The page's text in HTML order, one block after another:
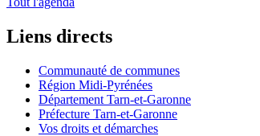
Liens directs
Communauté de communes
Région Midi-Pyrénées
Département Tarn-et-Garonne
Préfecture Tarn-et-Garonne
Vos droits et démarches